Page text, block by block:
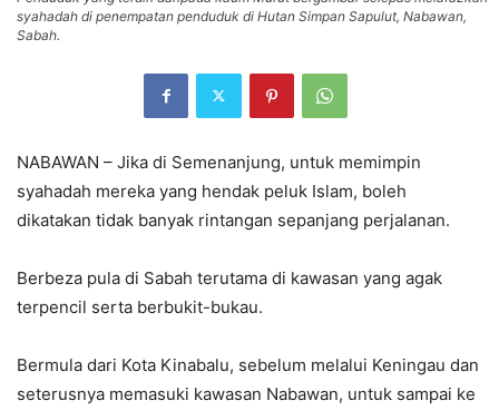
syahadah di penempatan penduduk di Hutan Simpan Sapulut, Nabawan,
Sabah.
NABAWAN – Jika di Semenanjung, untuk memimpin
syahadah mereka yang hendak peluk Islam, boleh
dikatakan tidak banyak rintangan sepanjang perjalanan.
Berbeza pula di Sabah terutama di kawasan yang agak
terpencil serta berbukit-bukau.
Bermula dari Kota Kinabalu, sebelum melalui Keningau dan
seterusnya memasuki kawasan Nabawan, untuk sampai ke